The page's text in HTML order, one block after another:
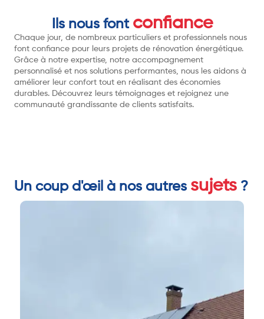
Ils nous font confiance
Chaque jour, de nombreux particuliers et professionnels nous
font confiance pour leurs projets de rénovation énergétique.
Grâce à notre expertise, notre accompagnement
personnalisé et nos solutions performantes, nous les aidons à
améliorer leur confort tout en réalisant des économies
durables. Découvrez leurs témoignages et rejoignez une
communauté grandissante de clients satisfaits.
Un coup d'œil à nos autres sujets ?